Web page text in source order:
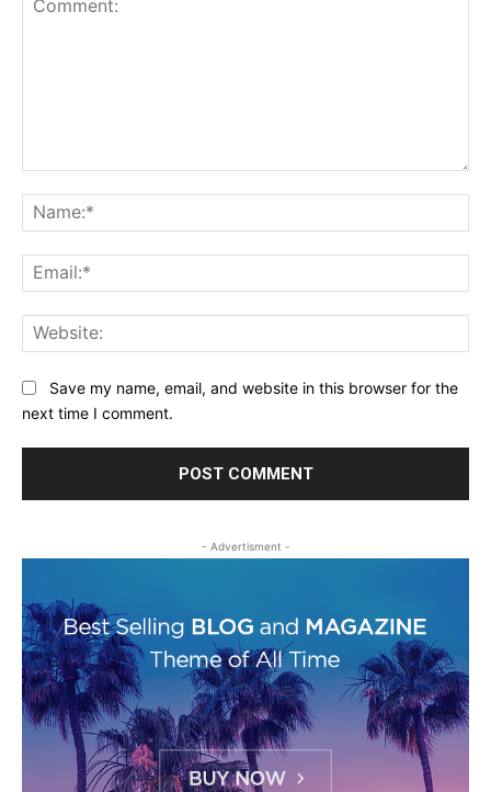
Save my name, email, and website in this browser for the
next time I comment.
- Advertisment -